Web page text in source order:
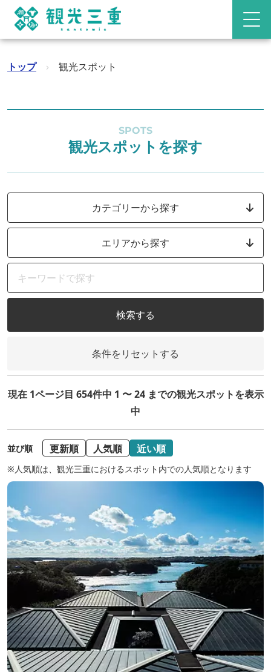
トップ › 観光スポット
SPOTS
観光スポットを探す
カテゴリーから探す
エリアから探す
検索する
条件をリセットする
現在 1ページ目 654件中 1 〜 24 までの観光スポットを表示
中
並び順 更新順 人気順 近い順
※人気順は、観光三重におけるスポット内での人気順となります